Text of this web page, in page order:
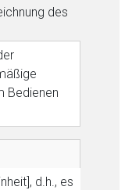
des
Bedienen
d.h., es